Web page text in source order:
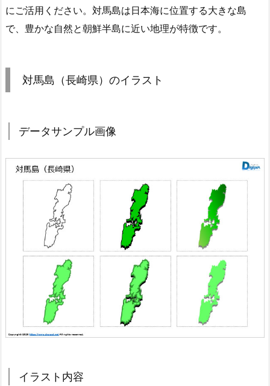
にご活用ください。対馬島は日本海に位置する大きな島
で、豊かな自然と朝鮮半島に近い地理が特徴です。
対馬島（長崎県）のイラスト
データサンプル画像
イラスト内容